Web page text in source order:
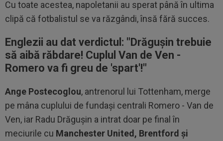
Cu toate acestea, napoletanii au sperat până în ultima
clipă că fotbalistul se va răzgândi, însă fără succes.
Englezii au dat verdictul: "Drăgușin trebuie
să aibă răbdare! Cuplul Van de Ven -
Romero va fi greu de 'spart'!"
Ange Postecoglou, antrenorul lui Tottenham, merge
pe mâna cuplului de fundași centrali Romero - Van de
Ven, iar Radu Drăgușin a intrat doar pe final în
meciurile cu Manchester United, Brentford și